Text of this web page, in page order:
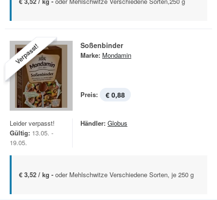
Verpasst! Soßenbinder
Marke: Mondamin
Preis: € 0,88
Leider verpasst!
Gültig: 13.05. -
19.05.
Händler: Globus
€ 3,52 / kg - oder Mehlschwitze Verschiedene Sorten, je 250 g